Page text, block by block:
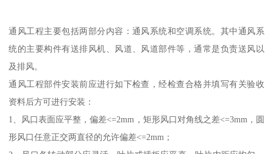
通风工程主要包括两部分内容：通风系统和空调系统。其中通风系
统的主要构件有送排风机、风道、风道部件等，通常是负责送风以
及排风。
通风工程部件安装前应进行如下检查，经检查合格并填写有关验收
资料后方可进行安装：
1、风口表面应平整，偏差<=2mm，矩形风口对角线之差<=3mm，圆
形风口任意正交两直径的允许偏差<=2mm；